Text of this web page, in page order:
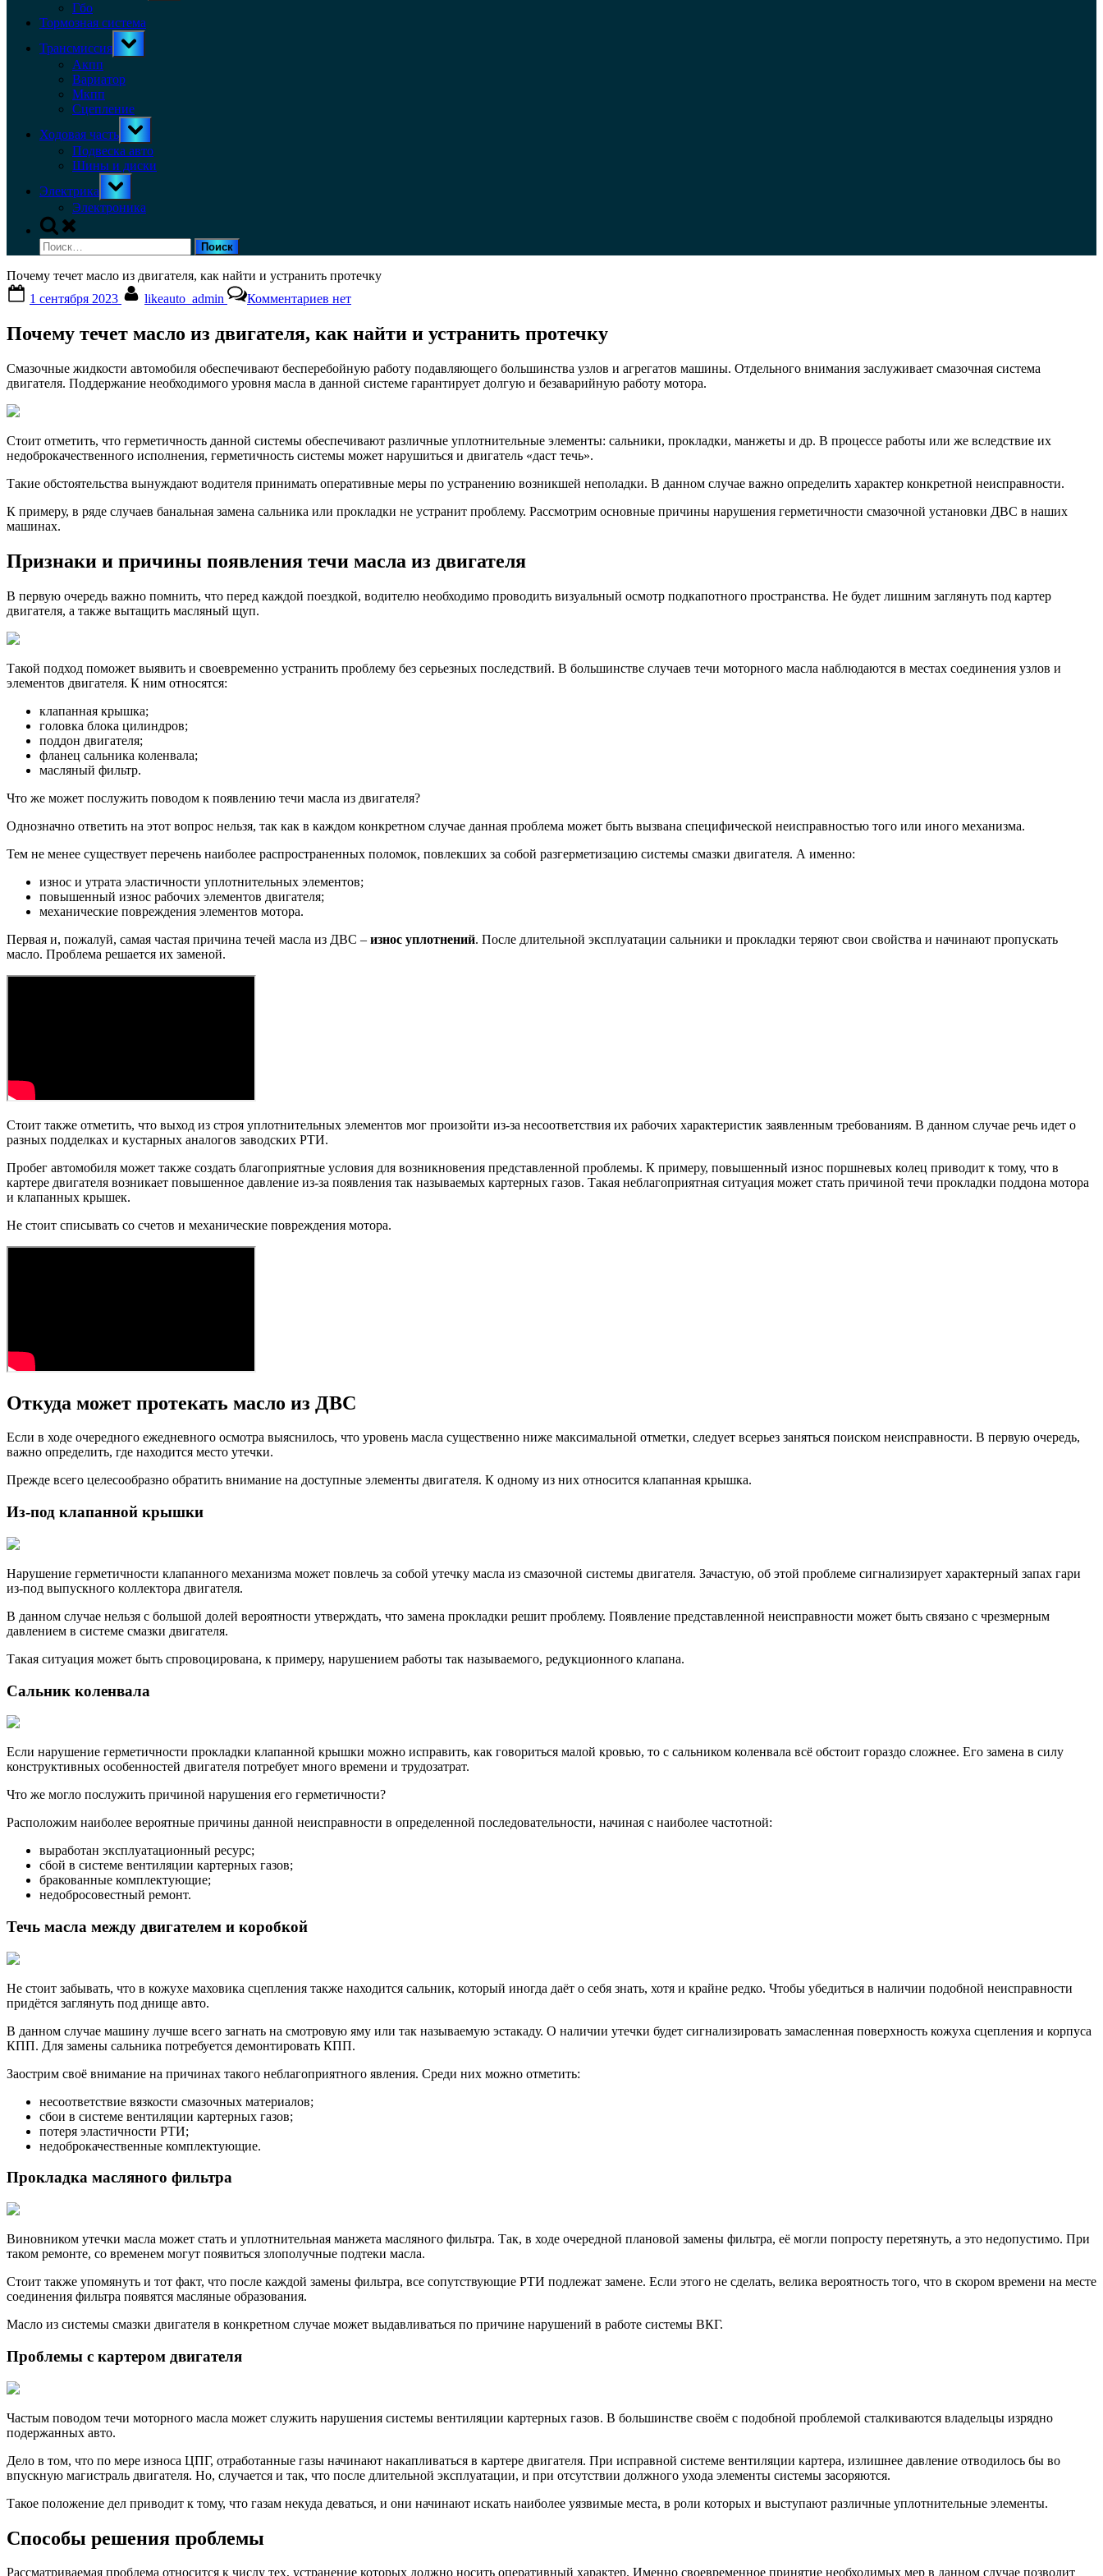
Гбо
Тормозная система
Трансмиссия
Toggle
sub-
Акпп
Вариатор
Мкпп
Сцепление
Ходовая часть
Toggle
sub-
menu
Подвеска авто
Шины и диски
Электрика
Toggle
sub-
menu
Электроника
Toggle
search
form
Найти:
Почему течет масло из двигателя, как найти и устранить протечку
on
1 сентября 2023 likeauto_admin Комментариевзаписи
течет
из
двигателя,
устранить
протечку
нет
Почему течет масло из двигателя, как найти и устранить протечку
Смазочные жидкости автомобиля обеспечивают бесперебойную работу подавляющего большинства узлов и агрегатов машины. Отдельного внимания заслуживает смазочная система
двигателя. Поддержание необходимого уровня масла в данной системе гарантирует долгую и безаварийную работу мотора.
Стоит отметить, что герметичность данной системы обеспечивают различные уплотнительные элементы: сальники, прокладки, манжеты и др. В процессе работы или же вследствие их
недоброкачественного исполнения, герметичность системы может нарушиться и двигатель «даст течь».
Такие обстоятельства вынуждают водителя принимать оперативные меры по устранению возникшей неполадки. В данном случае важно определить характер конкретной неисправности.
К примеру, в ряде случаев банальная замена сальника или прокладки не устранит проблему. Рассмотрим основные причины нарушения герметичности смазочной установки ДВС в наших
машинах.
Признаки и причины появления течи масла из двигателя
В первую очередь важно помнить, что перед каждой поездкой, водителю необходимо проводить визуальный осмотр подкапотного пространства. Не будет лишним заглянуть под картер
двигателя, а также вытащить масляный щуп.
Такой подход поможет выявить и своевременно устранить проблему без серьезных последствий. В большинстве случаев течи моторного масла наблюдаются в местах соединения узлов и
элементов двигателя. К ним относятся:
клапанная крышка;
головка блока цилиндров;
поддон двигателя;
фланец сальника коленвала;
масляный фильтр.
Что же может послужить поводом к появлению течи масла из двигателя?
Однозначно ответить на этот вопрос нельзя, так как в каждом конкретном случае данная проблема может быть вызвана специфической неисправностью того или иного механизма.
Тем не менее существует перечень наиболее распространенных поломок, повлекших за собой разгерметизацию системы смазки двигателя. А именно:
износ и утрата эластичности уплотнительных элементов;
повышенный износ рабочих элементов двигателя;
механические повреждения элементов мотора.
Первая и, пожалуй, самая частая причина течей масла из ДВС – износ уплотнений. После длительной эксплуатации сальники и прокладки теряют свои свойства и начинают пропускать
масло. Проблема решается их заменой.
Стоит также отметить, что выход из строя уплотнительных элементов мог произойти из-за несоответствия их рабочих характеристик заявленным требованиям. В данном случае речь идет о
разных подделках и кустарных аналогов заводских РТИ.
Пробег автомобиля может также создать благоприятные условия для возникновения представленной проблемы. К примеру, повышенный износ поршневых колец приводит к тому, что в
картере двигателя возникает повышенное давление из-за появления так называемых картерных газов. Такая неблагоприятная ситуация может стать причиной течи прокладки поддона мотора
и клапанных крышек.
Не стоит списывать со счетов и механические повреждения мотора.
Откуда может протекать масло из ДВС
Если в ходе очередного ежедневного осмотра выяснилось, что уровень масла существенно ниже максимальной отметки, следует всерьез заняться поиском неисправности. В первую очередь,
важно определить, где находится место утечки.
Прежде всего целесообразно обратить внимание на доступные элементы двигателя. К одному из них относится клапанная крышка.
Из-под клапанной крышки
Нарушение герметичности клапанного механизма может повлечь за собой утечку масла из смазочной системы двигателя. Зачастую, об этой проблеме сигнализирует характерный запах гари
из-под выпускного коллектора двигателя.
В данном случае нельзя с большой долей вероятности утверждать, что замена прокладки решит проблему. Появление представленной неисправности может быть связано с чрезмерным
давлением в системе смазки двигателя.
Такая ситуация может быть спровоцирована, к примеру, нарушением работы так называемого, редукционного клапана.
Сальник коленвала
Если нарушение герметичности прокладки клапанной крышки можно исправить, как говориться малой кровью, то с сальником коленвала всё обстоит гораздо сложнее. Его замена в силу
конструктивных особенностей двигателя потребует много времени и трудозатрат.
Что же могло послужить причиной нарушения его герметичности?
Расположим наиболее вероятные причины данной неисправности в определенной последовательности, начиная с наиболее частотной:
выработан эксплуатационный ресурс;
сбой в системе вентиляции картерных газов;
бракованные комплектующие;
недобросовестный ремонт.
Течь масла между двигателем и коробкой
Не стоит забывать, что в кожухе маховика сцепления также находится сальник, который иногда даёт о себя знать, хотя и крайне редко. Чтобы убедиться в наличии подобной неисправности
придётся заглянуть под днище авто.
В данном случае машину лучше всего загнать на смотровую яму или так называемую эстакаду. О наличии утечки будет сигнализировать замасленная поверхность кожуха сцепления и корпуса
КПП. Для замены сальника потребуется демонтировать КПП.
Заострим своё внимание на причинах такого неблагоприятного явления. Среди них можно отметить:
несоответствие вязкости смазочных материалов;
сбои в системе вентиляции картерных газов;
потеря эластичности РТИ;
недоброкачественные комплектующие.
Прокладка масляного фильтра
Виновником утечки масла может стать и уплотнительная манжета масляного фильтра. Так, в ходе очередной плановой замены фильтра, её могли попросту перетянуть, а это недопустимо. При
таком ремонте, со временем могут появиться злополучные подтеки масла.
Стоит также упомянуть и тот факт, что после каждой замены фильтра, все сопутствующие РТИ подлежат замене. Если этого не сделать, велика вероятность того, что в скором времени на месте
соединения фильтра появятся масляные образования.
Масло из системы смазки двигателя в конкретном случае может выдавливаться по причине нарушений в работе системы ВКГ.
Проблемы с картером двигателя
Частым поводом течи моторного масла может служить нарушения системы вентиляции картерных газов. В большинстве своём с подобной проблемой сталкиваются владельцы изрядно
подержанных авто.
Дело в том, что по мере износа ЦПГ, отработанные газы начинают накапливаться в картере двигателя. При исправной системе вентиляции картера, излишнее давление отводилось бы во
впускную магистраль двигателя. Но, случается и так, что после длительной эксплуатации, и при отсутствии должного ухода элементы системы засоряются.
Такое положение дел приводит к тому, что газам некуда деваться, и они начинают искать наиболее уязвимые места, в роли которых и выступают различные уплотнительные элементы.
Способы решения проблемы
Рассматриваемая проблема относится к числу тех, устранение которых должно носить оперативный характер. Именно своевременное принятие необходимых мер в данном случае позволит